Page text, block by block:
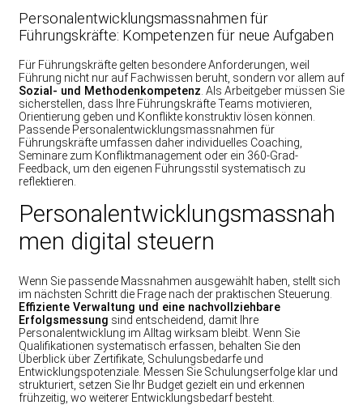
Personalentwicklungsmassnahmen für
Führungskräfte: Kompetenzen für neue Aufgaben
Für Führungskräfte gelten besondere Anforderungen, weil
Führung nicht nur auf Fachwissen beruht, sondern vor allem auf
Sozial- und Methodenkompetenz . Als Arbeitgeber müssen Sie
sicherstellen, dass Ihre Führungskräfte Teams motivieren,
Orientierung geben und Konflikte konstruktiv lösen können.
Passende Personalentwicklungsmassnahmen für
Führungskräfte umfassen daher individuelles Coaching,
Seminare zum Konfliktmanagement oder ein 360-Grad-
Feedback, um den eigenen Führungsstil systematisch zu
reflektieren.
Personalentwicklungsmassnah
men digital steuern
Wenn Sie passende Massnahmen ausgewählt haben, stellt sich
im nächsten Schritt die Frage nach der praktischen Steuerung.
Effiziente Verwaltung und eine nachvollziehbare
Erfolgsmessung sind entscheidend, damit Ihre
Personalentwicklung im Alltag wirksam bleibt. Wenn Sie
Qualifikationen systematisch erfassen, behalten Sie den
Überblick über Zertifikate, Schulungsbedarfe und
Entwicklungspotenziale. Messen Sie Schulungserfolge klar und
strukturiert, setzen Sie Ihr Budget gezielt ein und erkennen
frühzeitig, wo weiterer Entwicklungsbedarf besteht.